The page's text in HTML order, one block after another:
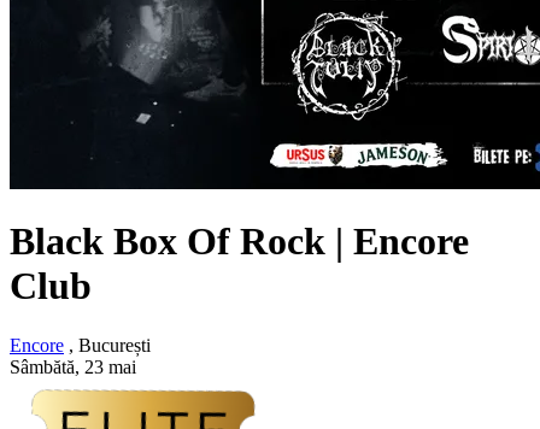
Black Box Of Rock | Encore
Club
Encore , București
Sâmbătă, 23 mai